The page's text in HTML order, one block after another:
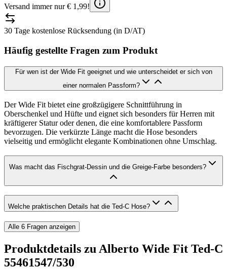
Versand immer nur € 1,99!
30 Tage kostenlose Rücksendung (in D/AT)
Häufig gestellte Fragen zum Produkt
Für wen ist der Wide Fit geeignet und wie unterscheidet er sich von
einer normalen Passform?
Der Wide Fit bietet eine großzügigere Schnittführung in
Oberschenkel und Hüfte und eignet sich besonders für Herren mit
kräftigerer Statur oder denen, die eine komfortablere Passform
bevorzugen. Die verkürzte Länge macht die Hose besonders
vielseitig und ermöglicht elegante Kombinationen ohne Umschlag.
Was macht das Fischgrat-Dessin und die Greige-Farbe besonders?
Welche praktischen Details hat die Ted-C Hose?
Alle 6 Fragen anzeigen
Produktdetails zu Alberto Wide Fit Ted-C
55461547/530